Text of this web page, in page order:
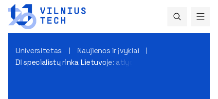
Universitetas
Naujienos ir įvykiai
DI specialistų rinka Lietuvoje: atlyginimai siekia iki 10